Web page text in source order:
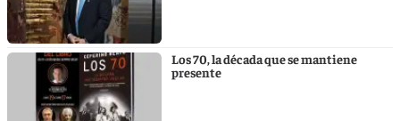
Los 70, la década que se mantiene
presente